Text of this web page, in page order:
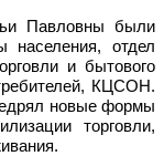
Павловны были
населения, отдел
и бытового
КЦСОН.
новые формы
торговли,